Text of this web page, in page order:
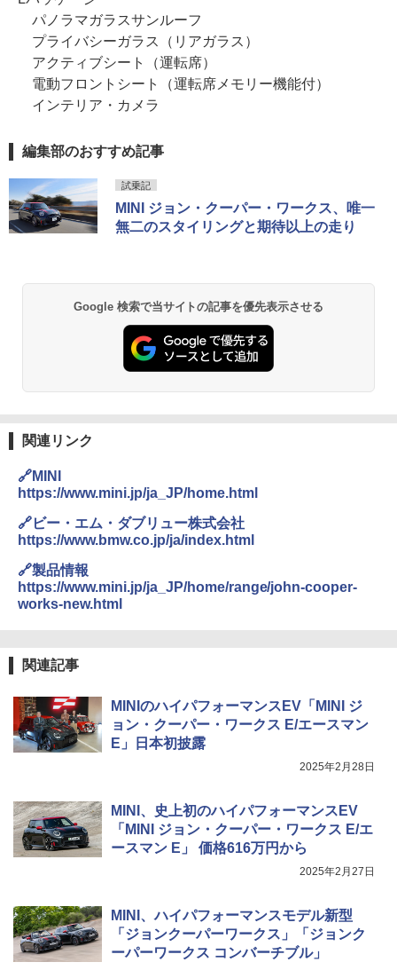
パノラマガラスサンルーフ
プライバシーガラス（リアガラス）
アクティブシート（運転席）
電動フロントシート（運転席メモリー機能付）
インテリア・カメラ
編集部のおすすめ記事
試乗記
MINI ジョン・クーパー・ワークス、唯一
無二のスタイリングと期待以上の走り
Google 検索で当サイトの記事を優先表示させる
関連リンク
🔗MINI
https://www.mini.jp/ja_JP/home.html
🔗ビー・エム・ダブリュー株式会社
https://www.bmw.co.jp/ja/index.html
🔗製品情報
https://www.mini.jp/ja_JP/home/range/john-cooper-
works-new.html
関連記事
MINIのハイパフォーマンスEV「MINI ジ
ョン・クーパー・ワークス E/エースマン
E」日本初披露
2025年2月28日
MINI、史上初のハイパフォーマンスEV
「MINI ジョン・クーパー・ワークス E/エ
ースマン E」 価格616万円から
2025年2月27日
MINI、ハイパフォーマンスモデル新型
「ジョンクーパーワークス」「ジョンク
ーパーワークス コンバーチブル」